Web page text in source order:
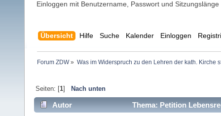
Einloggen mit Benutzername, Passwort und Sitzungslänge
Übersicht Hilfe Suche Kalender Einloggen
Forum ZDW» Was im Widerspruch zu den Lehren der kath. Kirche
Seiten: [1] Nach unten
Autor Thema: Petition